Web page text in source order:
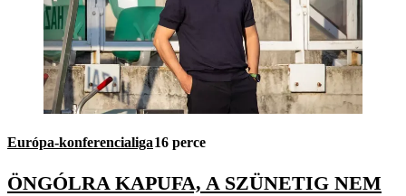
Európa-konferencialiga16 perce
ÖNGÓLRA KAPUFA, A SZÜNETIG NEM